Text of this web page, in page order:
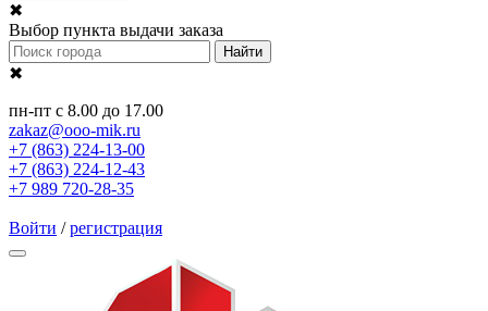
✖
Выбор пункта выдачи заказа
Найти
✖
пн-пт с 8.00 до 17.00
zakaz@ooo-mik.ru
+7 (863) 224-13-00
+7 (863) 224-12-43
+7 989 720-28-35
Войти /регистрация